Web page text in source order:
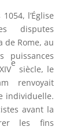
l’Église
disputes
de Rome, au
puissances
e
siècle, le
renvoyait
individuelle.
avant la
les fins